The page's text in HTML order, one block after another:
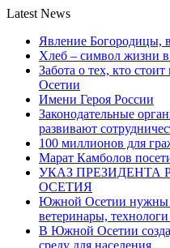
Latest News
Явление Богородицы,
Хлеб – символ жизни
Забота о тех, кто
Осетии
Имени Героя России
Законодательные
развивают
100 миллионов для
Марат Камболов
УКАЗ
ОСЕТИЯ
Южной Осетии нужны
ветеринары,
В Южной Осетии
среду для населения